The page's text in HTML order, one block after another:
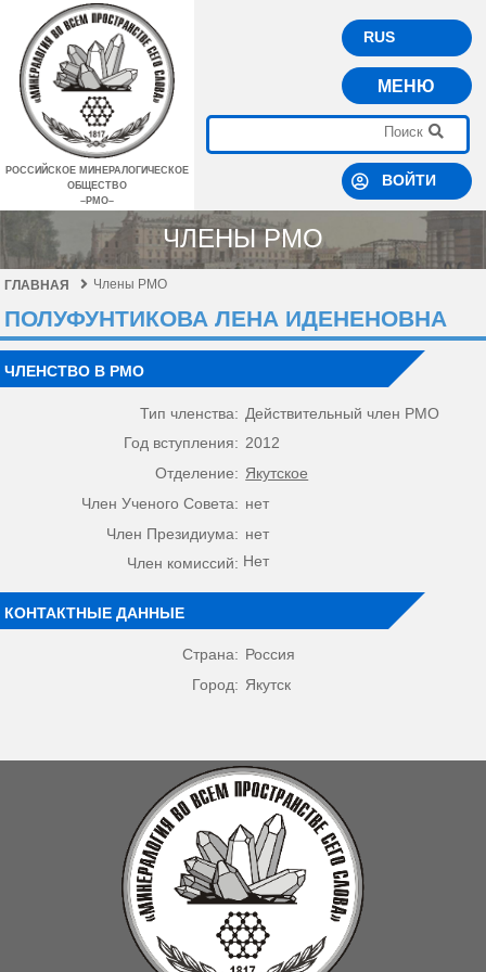
РОССИЙСКОЕ МИНЕРАЛОГИЧЕСКОЕ
ОБЩЕСТВО
–РМО–
RUS
МЕНЮ
ВОЙТИ
ЧЛЕНЫ РМО
ГЛАВНАЯ Члены РМО
ПОЛУФУНТИКОВА ЛЕНА ИДЕНЕНОВНА
ЧЛЕНСТВО В РМО
Тип членства: Действительный член РМО
Год вступления: 2012
Отделение: Якутское
Член Ученого Совета: нет
Член Президиума: нет
Член комиссий: Нет
КОНТАКТНЫЕ ДАННЫЕ
Страна: Россия
Город: Якутск